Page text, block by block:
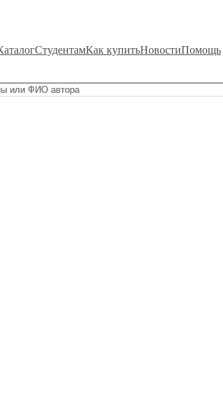
СтудентамКак купитьНовостиПомощь